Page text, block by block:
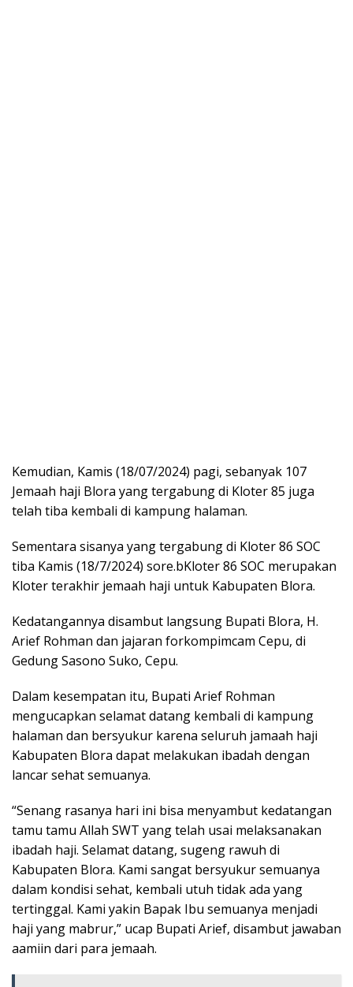
Kemudian, Kamis (18/07/2024) pagi, sebanyak 107
Jemaah haji Blora yang tergabung di Kloter 85 juga
telah tiba kembali di kampung halaman.
Sementara sisanya yang tergabung di Kloter 86 SOC
tiba Kamis (18/7/2024) sore.bKloter 86 SOC merupakan
Kloter terakhir jemaah haji untuk Kabupaten Blora.
Kedatangannya disambut langsung Bupati Blora, H.
Arief Rohman dan jajaran forkompimcam Cepu, di
Gedung Sasono Suko, Cepu.
Dalam kesempatan itu, Bupati Arief Rohman
mengucapkan selamat datang kembali di kampung
halaman dan bersyukur karena seluruh jamaah haji
Kabupaten Blora dapat melakukan ibadah dengan
lancar sehat semuanya.
“Senang rasanya hari ini bisa menyambut kedatangan
tamu tamu Allah SWT yang telah usai melaksanakan
ibadah haji. Selamat datang, sugeng rawuh di
Kabupaten Blora. Kami sangat bersyukur semuanya
dalam kondisi sehat, kembali utuh tidak ada yang
tertinggal. Kami yakin Bapak Ibu semuanya menjadi
haji yang mabrur,” ucap Bupati Arief, disambut jawaban
aamiin dari para jemaah.